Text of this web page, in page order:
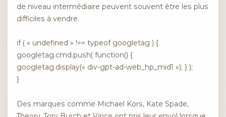
de niveau intermédiaire peuvent souvent être les plus
difficiles à vendre.
if ( « undefined » !== typeof googletag ) {
googletag.cmd.push( function() {
googletag.display(« div-gpt-ad-web_hp_mid1 »); } );
}
Des marques comme Michael Kors, Kate Spade,